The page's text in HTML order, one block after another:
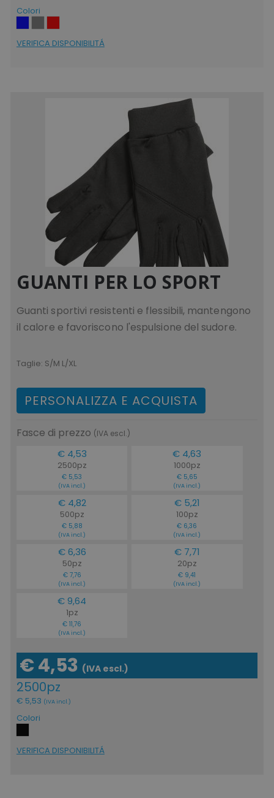
Colori
VERIFICA DISPONIBILITÁ
GUANTI PER LO SPORT
Guanti sportivi resistenti e flessibili, mantengono
il calore e favoriscono l'espulsione del sudore.
Taglie: S/M L/XL
PERSONALIZZA E ACQUISTA
Fasce di prezzo (IVA escl.)
€ 4,53
2500pz
€ 5,53
(IVA incl.)
€ 4,63
1000pz
€ 5,65
(IVA incl.)
€ 4,82
500pz
€ 5,88
(IVA incl.)
€ 5,21
100pz
€ 6,36
(IVA incl.)
€ 6,36
50pz
€ 7,76
(IVA incl.)
€ 7,71
20pz
€ 9,41
(IVA incl.)
€ 9,64
1pz
€ 11,76
(IVA incl.)
€ 4,53 (IVA escl.)
2500pz
€ 5,53 (IVA incl.)
Colori
VERIFICA DISPONIBILITÁ